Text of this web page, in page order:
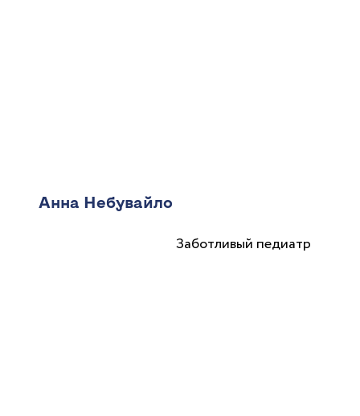
Анна Небувайло
Заботливый педиатр